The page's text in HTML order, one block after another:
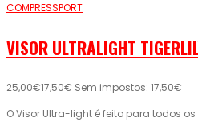
COMPRESSPORT
VISOR ULTRALIGHT
25,00€17,50€ Sem impostos: 17,50€
O Visor Ultra-light é feito para todos